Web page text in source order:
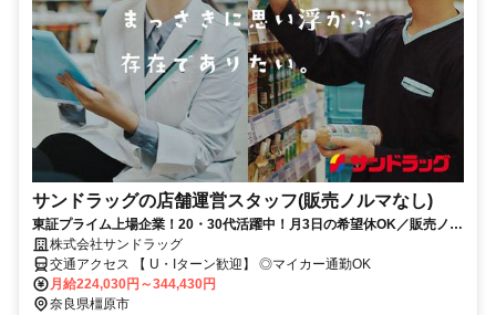
サンドラッグの店舗運営スタッフ(販売ノルマなし)
東証プライム上場企業！20・30代活躍中！月3日の希望休OK／販売ノル
マなし／年収例32歳SV816万円／販促企画～商品管理など店舗運営がメ
インの仕事
株式会社サンドラッグ
交通アクセス 【 U・Iターン歓迎】 ◎マイカー通勤OK
月給224,030円～344,430円
奈良県橿原市